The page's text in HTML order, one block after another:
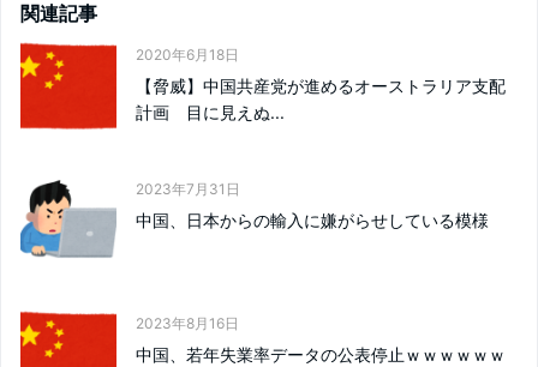
関連記事
2020年6月18日
【脅威】中国共産党が進めるオーストラリア支配
計画 目に見えぬ...
2023年7月31日
中国、日本からの輸入に嫌がらせしている模様
2023年8月16日
中国、若年失業率データの公表停止ｗｗｗｗｗｗ